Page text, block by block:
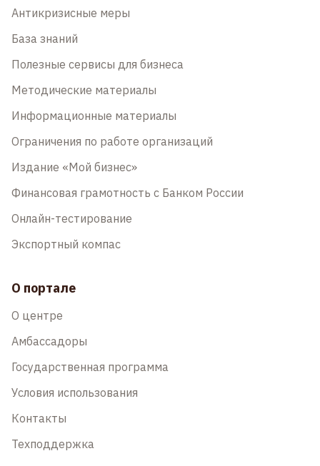
Антикризисные меры
База знаний
Полезные сервисы для бизнеса
Методические материалы
Информационные материалы
Ограничения по работе организаций
Издание «Мой бизнес»
Финансовая грамотность с Банком России
Онлайн-тестирование
Экспортный компас
О портале
О центре
Амбассадоры
Государственная программа
Условия использования
Контакты
Техподдержка